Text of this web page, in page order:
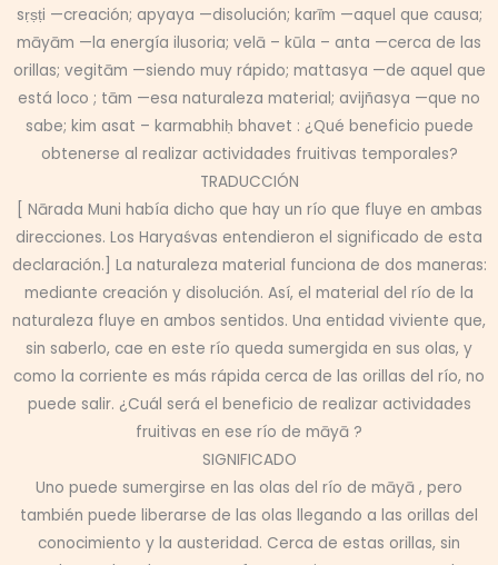
sṛṣṭi —creación; apyaya —disolución; karīm —aquel que causa;
māyām —la energía ilusoria; velā – kūla – anta —cerca de las
orillas; vegitām —siendo muy rápido; mattasya —de aquel que
está loco ; tām —esa naturaleza material; avijñasya —que no
sabe; kim asat – karmabhiḥ bhavet : ¿Qué beneficio puede
obtenerse al realizar actividades fruitivas temporales?
TRADUCCIÓN
[ Nārada Muni había dicho que hay un río que fluye en ambas
direcciones. Los Haryaśvas entendieron el significado de esta
declaración.] La naturaleza material funciona de dos maneras:
mediante creación y disolución. Así, el material del río de la
naturaleza fluye en ambos sentidos. Una entidad viviente que,
sin saberlo, cae en este río queda sumergida en sus olas, y
como la corriente es más rápida cerca de las orillas del río, no
puede salir. ¿Cuál será el beneficio de realizar actividades
fruitivas en ese río de māyā ?
SIGNIFICADO
Uno puede sumergirse en las olas del río de māyā , pero
también puede liberarse de las olas llegando a las orillas del
conocimiento y la austeridad. Cerca de estas orillas, sin